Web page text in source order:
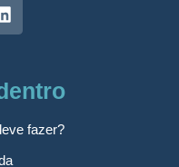
fazer?